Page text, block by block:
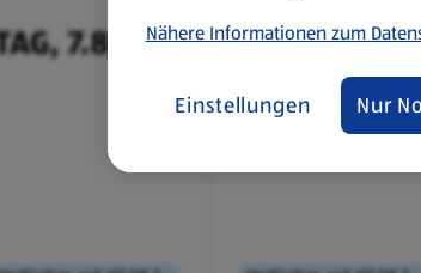
7.8.
Nähere Informationen zum
Einstellungen Nur